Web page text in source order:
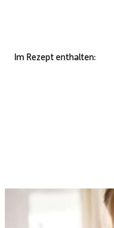
Im Rezept enthalten: